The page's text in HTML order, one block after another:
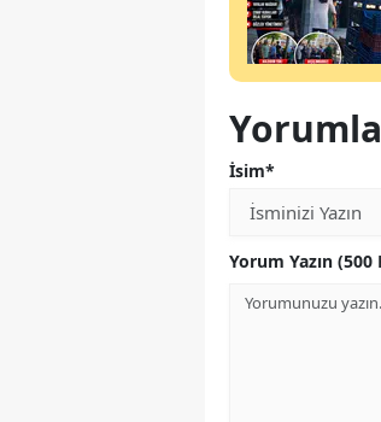
İsim*
Yorum Yazın